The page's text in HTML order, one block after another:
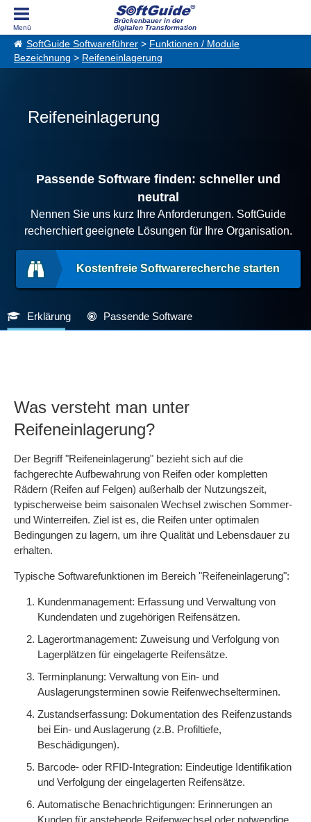
Brückenbauer in der
digitalen Transformation
SoftGuide Softwareführer > Funktionen / Module
Bezeichnung > Reifeneinlagerung
Reifeneinlagerung
Passende Software finden: schneller und
neutral
Nennen Sie uns kurz Ihre Anforderungen. SoftGuide
recherchiert geeignete Lösungen für Ihre Organisation.
Kostenfreie Softwarerecherche starten
Erklärung Passende Software
Was versteht man unter
Reifeneinlagerung?
Der Begriff "Reifeneinlagerung" bezieht sich auf die
fachgerechte Aufbewahrung von Reifen oder kompletten
Rädern (Reifen auf Felgen) außerhalb der Nutzungszeit,
typischerweise beim saisonalen Wechsel zwischen Sommer-
und Winterreifen. Ziel ist es, die Reifen unter optimalen
Bedingungen zu lagern, um ihre Qualität und Lebensdauer zu
erhalten.
Typische Softwarefunktionen im Bereich "Reifeneinlagerung":
Kundenmanagement: Erfassung und Verwaltung von
Kundendaten und zugehörigen Reifensätzen.
Lagerortmanagement: Zuweisung und Verfolgung von
Lagerplätzen für eingelagerte Reifensätze.
Terminplanung: Verwaltung von Ein- und
Auslagerungsterminen sowie Reifenwechselterminen.
Zustandserfassung: Dokumentation des Reifenzustands
bei Ein- und Auslagerung (z.B. Profiltiefe,
Beschädigungen).
Barcode- oder RFID-Integration: Eindeutige Identifikation
und Verfolgung der eingelagerten Reifensätze.
Automatische Benachrichtigungen: Erinnerungen an
Kunden für anstehende Reifenwechsel oder notwendige